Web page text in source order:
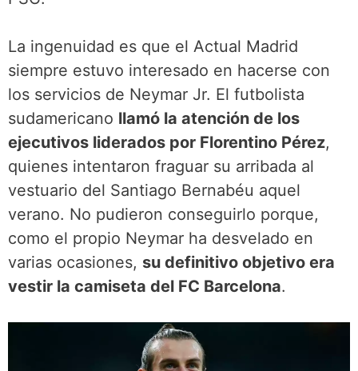
La ingenuidad es que el Actual Madrid
siempre estuvo interesado en hacerse con
los servicios de Neymar Jr. El futbolista
sudamericano llamó la atención de los
ejecutivos liderados por Florentino Pérez,
quienes intentaron fraguar su arribada al
vestuario del Santiago Bernabéu aquel
verano. No pudieron conseguirlo porque,
como el propio Neymar ha desvelado en
varias ocasiones, su definitivo objetivo era
vestir la camiseta del FC Barcelona.